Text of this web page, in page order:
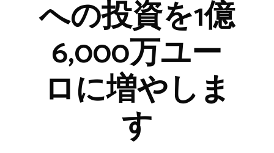
への投資を1億
6,000万ユー
ロに増やしま
す